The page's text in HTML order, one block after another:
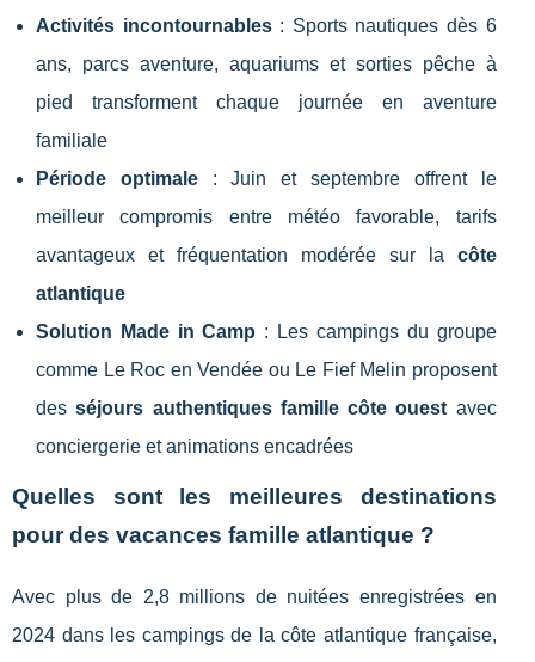
Activités incontournables: Sports nautiques dès 6
ans, parcs aventure, aquariums et sorties pêche à
pied transforment chaque journée en aventure
familiale
Période optimale: Juin et septembre offrent le
meilleur compromis entre météo favorable, tarifs
avantageux et fréquentation modérée sur la côte
atlantique
Solution Made in Camp : Les campings du groupe
comme Le Roc en Vendée ou Le Fief Melin proposent
desséjours authentiques famille côte ouestavec
conciergerie et animations encadrées
Quelles sont les meilleures destinations
pour des vacances famille atlantique ?
Avec plus de 2,8 millions de nuitées enregistrées en
2024 dans les campings de la côte atlantique française,